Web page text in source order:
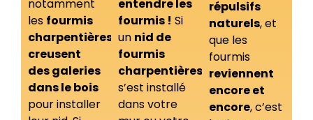
notamment
les fourmis
charpentières
creusent
des galeries
dans le bois
pour installer
entendre les
fourmis ! Si
un nid de
fourmis
charpentières
s’est installé
dans votre
répulsifs
naturels, et
que les
fourmis
reviennent
encore et
encore, c’est